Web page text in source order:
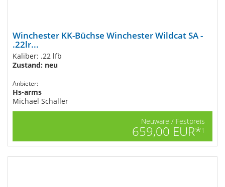
Winchester KK-Büchse Winchester Wildcat SA -
.22lr...
Kaliber: .22 lfb
Zustand: neu
Anbieter:
Hs-arms
Michael Schaller
Neuware / Festpreis
659,00 EUR*1